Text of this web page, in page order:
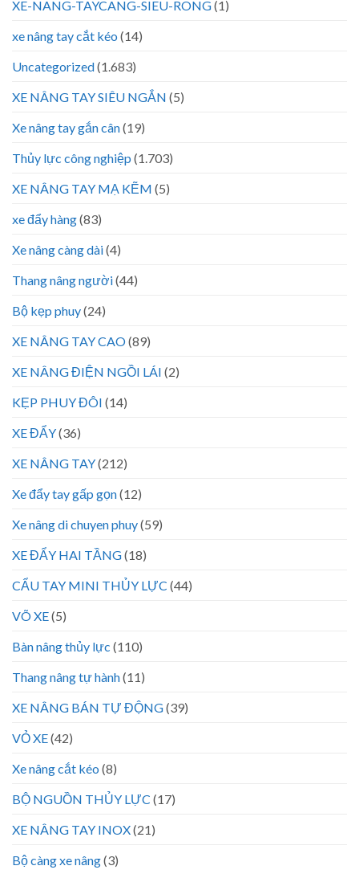
XE-NANG-TAYCANG-SIEU-RONG(1)
xe nâng tay cắt kéo (14)
Uncategorized(1.683)
XE NÂNG TAY SIÊU NGẮN (5)
Xe nâng tay gắn cân(19)
Thủy lực công nghiệp (1.703)
XE NÂNG TAY MẠ KẼM (5)
xe đẩy hàng(83)
Xe nâng càng dài(4)
Thang nâng người(44)
Bộ kẹp phuy(24)
XE NÂNG TAY CAO(89)
XE NÂNG ĐIỆN NGỒI LÁI (2)
KẸP PHUY ĐÔI (14)
XE ĐẨY(36)
XE NÂNG TAY(212)
Xe đẩy tay gấp gọn(12)
Xe nâng di chuyen phuy(59)
XE ĐẨY HAI TẦNG(18)
CẨU TAY MINI THỦY LỰC (44)
VÕ XE(5)
Bàn nâng thủy lực (110)
Thang nâng tự hành(11)
XE NÂNG BÁN TỰ ĐỘNG(39)
VỎ XE(42)
Xe nâng cắt kéo (8)
BỘ NGUỒN THỦY LỰC (17)
XE NÂNG TAY INOX(21)
Bộ càng xe nâng(3)